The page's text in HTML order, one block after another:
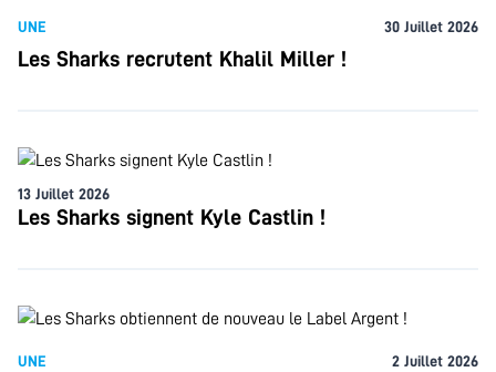
UNE 30 Juillet 2026
Les Sharks recrutent Khalil Miller !
13 Juillet 2026
Les Sharks signent Kyle Castlin !
UNE 2 Juillet 2026